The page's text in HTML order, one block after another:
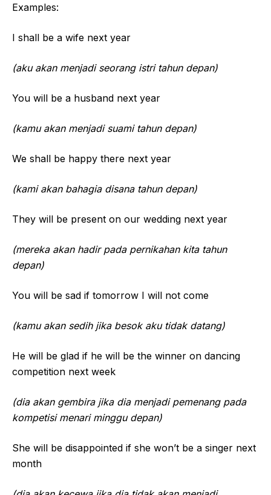
Examples:
I shall be a wife next year
(aku akan menjadi seorang istri tahun depan)
You will be a husband next year
(kamu akan menjadi suami tahun depan)
We shall be happy there next year
(kami akan bahagia disana tahun depan)
They will be present on our wedding next year
(mereka akan hadir pada pernikahan kita tahun
depan)
You will be sad if tomorrow I will not come
(kamu akan sedih jika besok aku tidak datang)
He will be glad if he will be the winner on dancing
competition next week
(dia akan gembira jika dia menjadi pemenang pada
kompetisi menari minggu depan)
She will be disappointed if she won’t be a singer next
month